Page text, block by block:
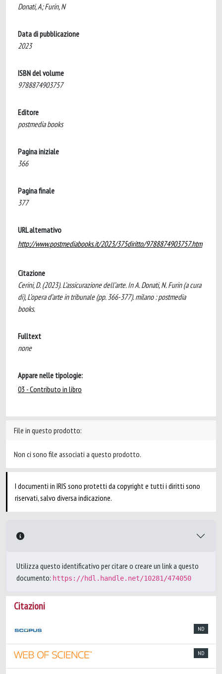
Donati, A; Furin, N
Data di pubblicazione
2023
ISBN del volume
9788874903757
Editore
postmedia books
Pagina iniziale
366
Pagina finale
377
URL alternativo
http://www.postmediabooks.it/2023/375diritto/9788874903757.htm
Citazione
Cerini, D. (2023). L’assicurazione dell’arte. In A. Donati, N. Furin (a cura
di), L’opera d’arte in tribunale (pp. 366-377). milano : postmedia
books.
Fulltext
none
Appare nelle tipologie:
03 - Contributo in libro
File in questo prodotto:
Non ci sono file associati a questo prodotto.
I documenti in IRIS sono protetti da copyright e tutti i diritti sono
riservati, salvo diversa indicazione.
Utilizza questo identificativo per citare o creare un link a questo
documento: https://hdl.handle.net/10281/474050
Citazioni
ND
ND